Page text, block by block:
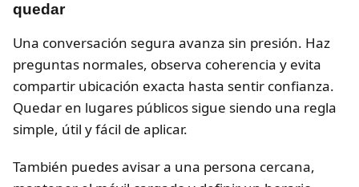
quedar
Una conversación segura avanza sin presión. Haz
preguntas normales, observa coherencia y evita
compartir ubicación exacta hasta sentir confianza.
Quedar en lugares públicos sigue siendo una regla
simple, útil y fácil de aplicar.
También puedes avisar a una persona cercana,